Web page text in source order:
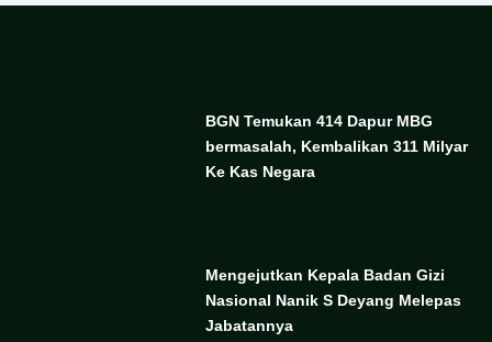
BGN Temukan 414 Dapur MBG
bermasalah, Kembalikan 311 Milyar
Ke Kas Negara
Mengejutkan Kepala Badan Gizi
Nasional Nanik S Deyang Melepas
Jabatannya